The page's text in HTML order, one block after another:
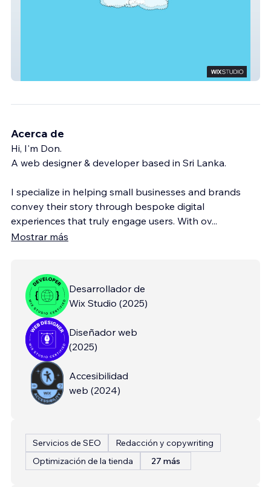
Acerca de
Hi, I'm Don.
A web designer & developer based in Sri Lanka.
I specialize in helping small businesses and brands
convey their story through bespoke digital
experiences that truly engage users. With ov...
Mostrar más
Desarrollador de
Wix Studio (2025)
Diseñador web
(2025)
Accesibilidad
web (2024)
Servicios de SEO
Redacción y copywriting
Optimización de la tienda
27 más